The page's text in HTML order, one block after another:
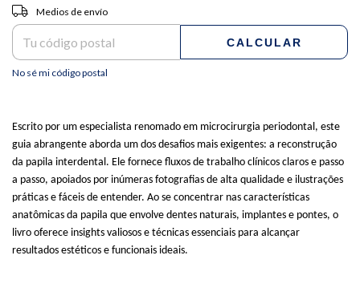
Entregas para el CP:
Medios de envío
CALCULAR
No sé mi código postal
Escrito por um especialista renomado em microcirurgia periodontal, este
guia abrangente aborda um dos desafios mais exigentes: a reconstrução
da papila interdental. Ele fornece fluxos de trabalho clínicos claros e passo
a passo, apoiados por inúmeras fotografias de alta qualidade e ilustrações
práticas e fáceis de entender. Ao se concentrar nas características
anatômicas da papila que envolve dentes naturais, implantes e pontes, o
livro oferece insights valiosos e técnicas essenciais para alcançar
resultados estéticos e funcionais ideais.